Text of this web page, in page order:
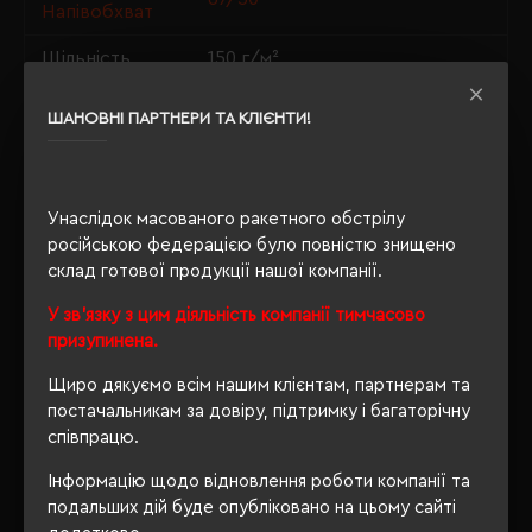
ШАНОВНІ ПАРТНЕРИ ТА КЛІЄНТИ!
Унаслідок масованого ракетного обстрілу
російською федерацією було повністю знищено
склад готової продукції нашої компанії.
У зв'язку з цим діяльність компанії тимчасово
призупинена.
Щиро дякуємо всім нашим клієнтам, партнерам та
постачальникам за довіру, підтримку і багаторічну
співпрацю.
Інформацію щодо відновлення роботи компанії та
подальших дій буде опубліковано на цьому сайті
Напівобхват
Щільність 150 г/м²
Сертифікація
OEKO-TEX® Standard 100,
PETA-Approved Vegan
ОПИС
ВІДГУКИ